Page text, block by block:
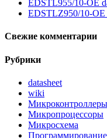
EDSTL955/10-OE
EDSTLZ950/10-OE
Свежие комментарии
Рубрики
datasheet
wiki
Микроконтроллеры
Микропроцессоры
Микросхема
Программирование